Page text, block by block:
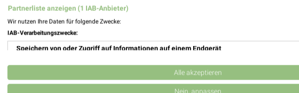
Schwandorf, Deutschland
Partnerliste anzeigen (1 IAB-Anbieter)
Wir nutzen Ihre Daten für folgende Zwecke:
IAB-Verarbeitungszwecke:
Speichern von oder Zugriff auf Informationen auf einem Endgerät
Verwendung reduzierter Daten zur Auswahl von Werbeanzeigen
Erstellung von Profilen für personalisierte Werbung
Alle akzeptieren
Nein, anpassen